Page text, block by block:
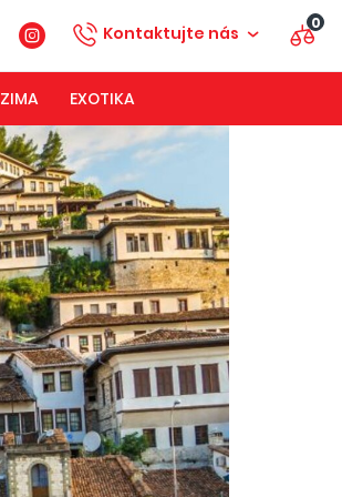
Kontaktujte nás 0
ZIMA EXOTIKA